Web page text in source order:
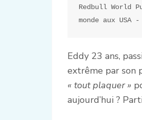
Redbull World
monde aux USA
Eddy 23 ans,
extrême par son
« tout plaquer »
aujourd’hui ?